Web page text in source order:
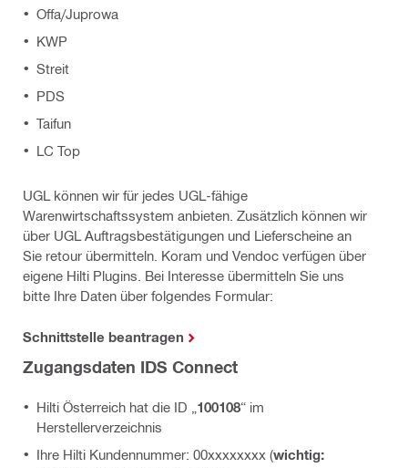
Offa/Juprowa
KWP
Streit
PDS
Taifun
LC Top
UGL können wir für jedes UGL-fähige
Warenwirtschaftssystem anbieten. Zusätzlich können wir
über UGL Auftragsbestätigungen und Lieferscheine an
Sie retour übermitteln. Koram und Vendoc verfügen über
eigene Hilti Plugins. Bei Interesse übermitteln Sie uns
bitte Ihre Daten über folgendes Formular:
Schnittstelle beantragen
Zugangsdaten IDS Connect
Hilti Österreich hat die ID „ 100108“ im
Herstellerverzeichnis
Ihre Hilti Kundennummer: 00xxxxxxxx (wichtig: